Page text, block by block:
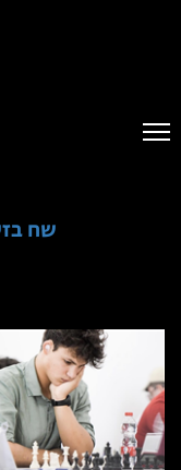
שח בזק